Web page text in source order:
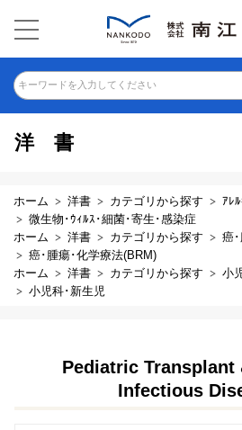
キーワードを入力してください
洋書
ホーム 洋書 カテゴリから探す
ｱﾚ
微生物･ｳｨﾙｽ･細菌･寄生･感染症
ホーム
洋書 カテゴリから探す
癌
癌･腫瘍･化学療法(BRM)
ホーム
洋書 カテゴリから探す
小
小児科･新生児
Pediatric Transplant
Infectious